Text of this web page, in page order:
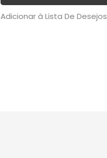
Adicionar à Lista De Desejos